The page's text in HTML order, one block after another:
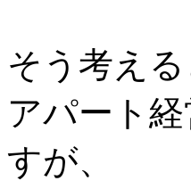
そう考え
アパート
すが、